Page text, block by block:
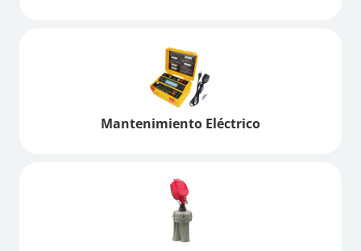
Mantenimiento Eléctrico